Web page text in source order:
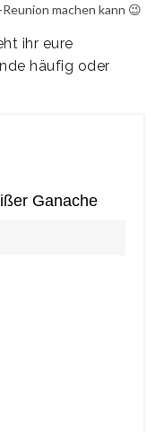
machen kann 😉
ihr eure
häufig oder
Ganache